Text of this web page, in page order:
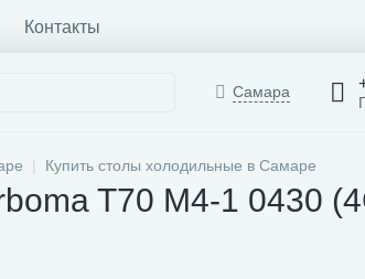
Контакты
Самара
Купить столы холодильные в Самаре
T70 M4-1 0430